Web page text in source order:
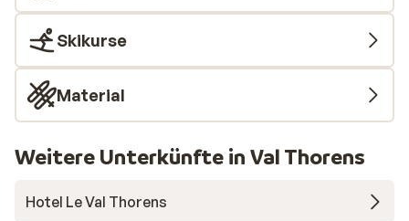
Skikurse
Material
Weitere Unterkünfte in Val Thorens
Hotel Le Val Thorens